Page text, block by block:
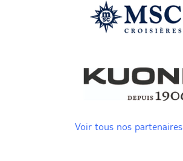
Voir tous nos partenaires